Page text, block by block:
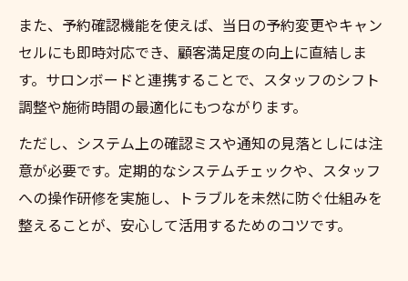
また、予約確認機能を使えば、当日の予約変更やキャン
セルにも即時対応でき、顧客満足度の向上に直結しま
す。サロンボードと連携することで、スタッフのシフト
調整や施術時間の最適化にもつながります。
ただし、システム上の確認ミスや通知の見落としには注
意が必要です。定期的なシステムチェックや、スタッフ
への操作研修を実施し、トラブルを未然に防ぐ仕組みを
整えることが、安心して活用するためのコツです。